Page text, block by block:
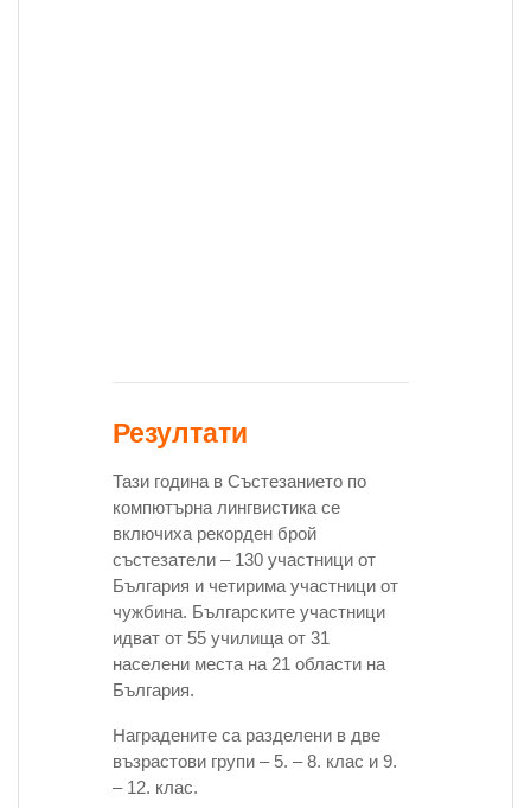
Резултати
Тази година в Състезанието по
компютърна лингвистика се
включиха рекорден брой
състезатели – 130 участници от
България и четирима участници от
чужбина. Българските участници
идват от 55 училища от 31
населени места на 21 области на
България.
Наградените са разделени в две
възрастови групи – 5. – 8. клас и 9.
– 12. клас.